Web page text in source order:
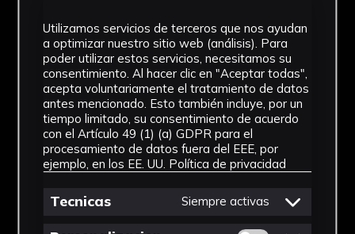
Documento
Cronología
1996
Ubicación
Laboratorio de Investigación
Utilizamos servicios de terceros que nos ayudan
a optimizar nuestro sitio web (análisis). Para
poder utilizar estos servicios, necesitamos su
consentimiento. Al hacer clic en "Aceptar todas",
acepta voluntariamente el tratamiento de datos
antes mencionado. Esto también incluye, por un
tiempo limitado, su consentimiento de acuerdo
con el Artículo 49 (1) (a) GDPR para el
procesamiento de datos fuera del EEE, por
ejemplo, en los EE. UU. Política de privacidad
Tecnicas Siempre activas